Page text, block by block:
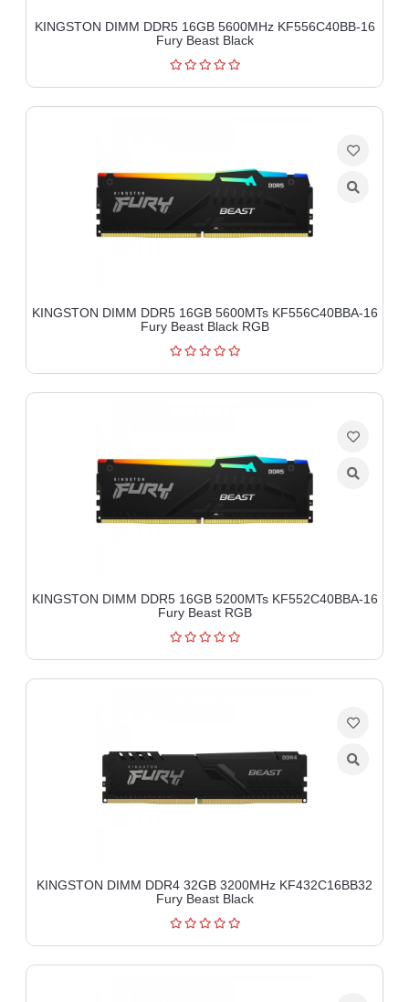
KINGSTON DIMM DDR5 16GB 5600MHz KF556C40BB-16
Fury Beast Black
KINGSTON DIMM DDR5 16GB 5600MTs KF556C40BBA-16
Fury Beast Black RGB
KINGSTON DIMM DDR5 16GB 5200MTs KF552C40BBA-16
Fury Beast RGB
KINGSTON DIMM DDR4 32GB 3200MHz KF432C16BB32
Fury Beast Black